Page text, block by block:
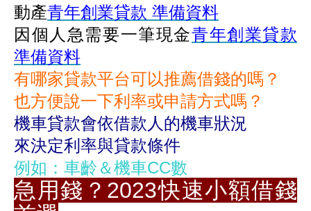
動產青年創業貸款 準備資料
因個人急需要一筆現金青年創業貸款
準備資料
有哪家貸款平台可以推薦借錢的嗎？
也方便說一下利率或申請方式嗎？
機車貸款會依借款人的機車狀況
來決定利率與貸款條件
例如：車齡＆機車CC數
急用錢？2023快速小額借錢